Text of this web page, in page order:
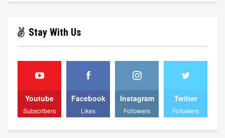
Stay With Us
Youtube
Subscribers
Facebook
Likes
Instagram
Followers
Twitter
Followers